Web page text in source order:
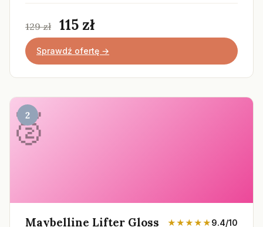
129 zł 115 zł
Sprawdź ofertę →
2
Maybelline Lifter Gloss ★★★★★9.4/10